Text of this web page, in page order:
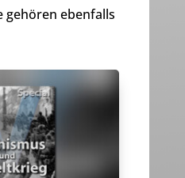
gehören ebenfalls